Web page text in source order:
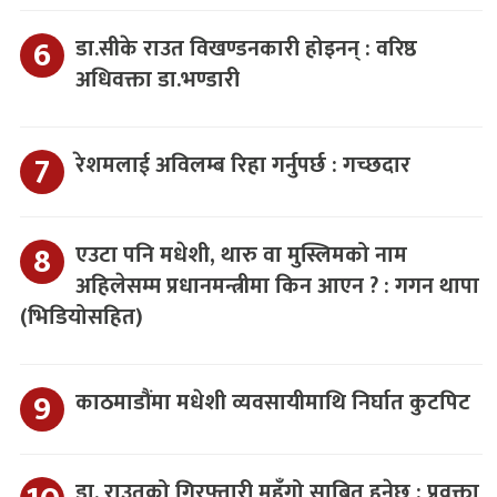
डा.सीके राउत विखण्डनकारी होइनन् : वरिष्ठ
अधिवक्ता डा.भण्डारी
रेशमलाई अविलम्ब रिहा गर्नुपर्छ : गच्छदार
एउटा पनि मधेशी, थारु वा मुस्लिमको नाम
अहिलेसम्म प्रधानमन्त्रीमा किन आएन ? : गगन थापा
(भिडियोसहित)
काठमाडौंमा मधेशी व्यवसायीमाथि निर्घात कुटपिट